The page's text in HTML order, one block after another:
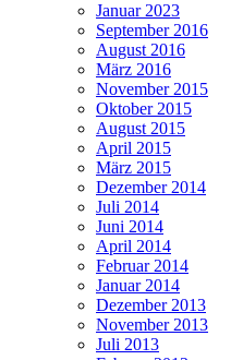
Januar 2023
September 2016
August 2016
März 2016
November 2015
Oktober 2015
August 2015
April 2015
März 2015
Dezember 2014
Juli 2014
Juni 2014
April 2014
Februar 2014
Januar 2014
Dezember 2013
November 2013
Juli 2013